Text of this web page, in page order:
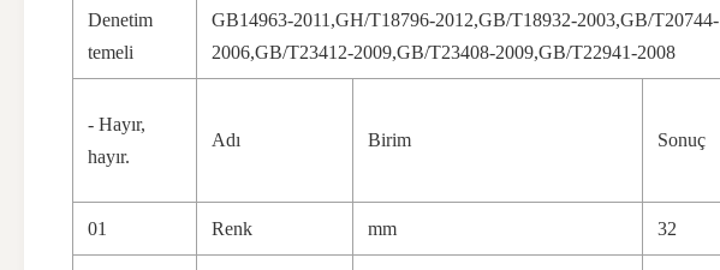
Denetim
temeli
GB14963-2011,GH/T18796-2012,GB/T18932-2003,GB/T20744-
2006,GB/T23412-2009,GB/T23408-2009,GB/T22941-2008
- Hayır,
hayır.
Adı Birim Sonuç
01 Renk mm 32